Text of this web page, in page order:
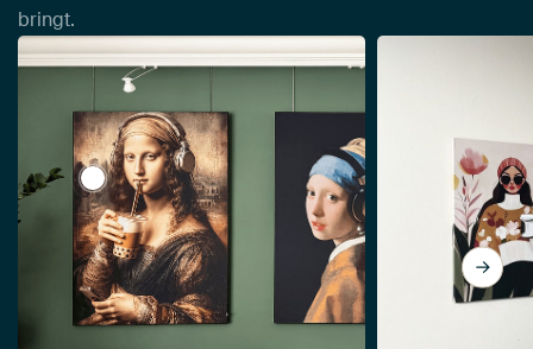
bringt.
View Mona Lisa mit Kopfhörern und Bubble Tea